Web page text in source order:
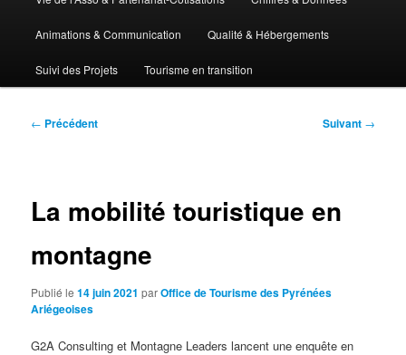
Animations & Communication Qualité & Hébergements
Suivi des Projets Tourisme en transition
Navigation
← Précédent Suivant →
La mobilité touristique en
montagne
Publié le14 juin 2021 parOffice de Tourisme des Pyrénées
Ariégeoises
G2A Consulting et Montagne Leaders lancent une enquête en